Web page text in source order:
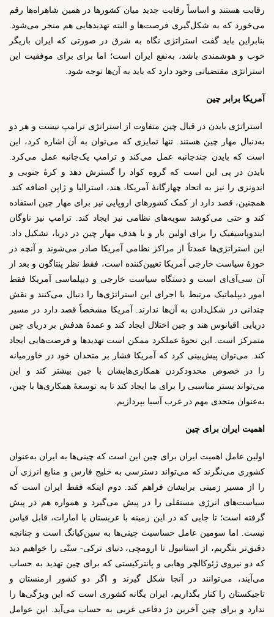
رقابت هستند و اساساً رقابت جدید میان کشور‌ها در همین شاهراه‌ها رقم
می‌خورد که به شکل‌گیری فرصت‌ها و البته تهدید‌هایی هم منجر می‌شود.
بنابراین باید گفت استراتژی نگاه به شرق در صورتی که ایران بازیگر
خوب و هوشمندی باشد، به‌نفع ایران است؛ اما برای برای موفقیت این
استراتژی مقتضیاتی وجود دارد که باید به آن‌ها توجه شود.
آمریکا برابر چین
استراتژی بایدن در قبال چین متفاوت از استراتژی ترامپ نیست و هر دو
به‌دنبال مهار چین هستند. تنها تمایزی که می‌توان به آن اشاره کرد، این
است که بایدن چندجانبه عمل می‌کند و ترامپ یک‌جانبه عمل می‌کرد.
بایدن در پی این است که گروه کواد را گسترش دهد و کرۀ جنوبی و
اندونزی را نیز به اتحاد چهارگانۀ آمریکا، هند، استرالیا و ژاپن اضافه کند.
همچنین، قصد دارد از کمک کشورهای اروپایی نیز برای مهار چین استفاده
کند و حتی می‌کوشد سویه‌های نظامی نیز ایجاد کند. ترامپ نیز ناوگان
ایندوپاسیفیک را برای اولین بار و با هدف مهار چین در دریا، تشکیل داد.
این استراتژی‌ها عمدتاً از مراکز نظامی آمریکا صادر می‌شوند و آنچه در
حوزۀ سیاست خارجی آمریکا تعیین‌کننده است، فقط نظر پنتاگون و بعد از
آن سی‌آی‌ای است و دستگاه سیاست خارجی و دیپلماسی آمریکا فقط
امور دیپلماتیک مرتبط با اجرای این استراتژی‌ها را دنبال می‌کنند و نقش
چندانی در شکل‌دادن به آن‌ها ندارند. آمریکا مشخصاً قصد دارد در مسیر
دریایی اقیانوس هند و چین اختلال ایجاد کند و عمدۀ هدفش بر دریای چین
متمرکز است. این نحوۀ عملکرد ممکن است تهدید‌ها و فرصت‌هایی ایجاد
کند. می‌توان پیش‌بینی کرد که آمریکا فشار بر متحدان خود در خاورمیانه
را در خصوص محدودکردن همکاری‌هایشان با چین بیشتر کند و این
می‌تواند بستر مناسبی را برای ما ایجاد کند تا به توسعۀ همکاری‌ها با چین،
به‌عنوان متحدی مهم در غرب آسیا بپردازیم.
اهمیت ایران برای چین
اولین عامل اهمیت ایران برای چین این است که چینی‌ها به ایران به‌عنوان
کشوری می‌نگرند که می‌تواند دسترسی به خلیج فارس و منابع انرژی آن
را از مسیر زمینی برایشان فراهم کند. دوم اینکه فقط ایران است که
سیاست‌های انرژی مستقلی را در پیش می‌گیرد و همواره هم در پیش
گرفته است؛ تا جایی که در این زمینه با عربستان یا امارات، قابل قیاس
نیست. اما سومین عامل حساسیت چینی‌ها به سین‌کیانگ است و چنانچه
دقیق‌تر بنگریم، از استانبول تا ارومچی، دنیای ترکی- سنّی را خواهیم دید
که دو نیروی ژئوکالچر وهابی و پانترکیستی که برای چین تهدید به حساب
می‌آیند، می‌توانند در آنجا شکل گیرند و اگر دو کشور ارمنستان و
تاجیکستان را کنار بگذاریم، ایران یگانه کشوری است که این ویژگی‌ها را
ندارد و برای چین آخرین دژ دفاعی غربی به حساب می‌آید. این عوامل